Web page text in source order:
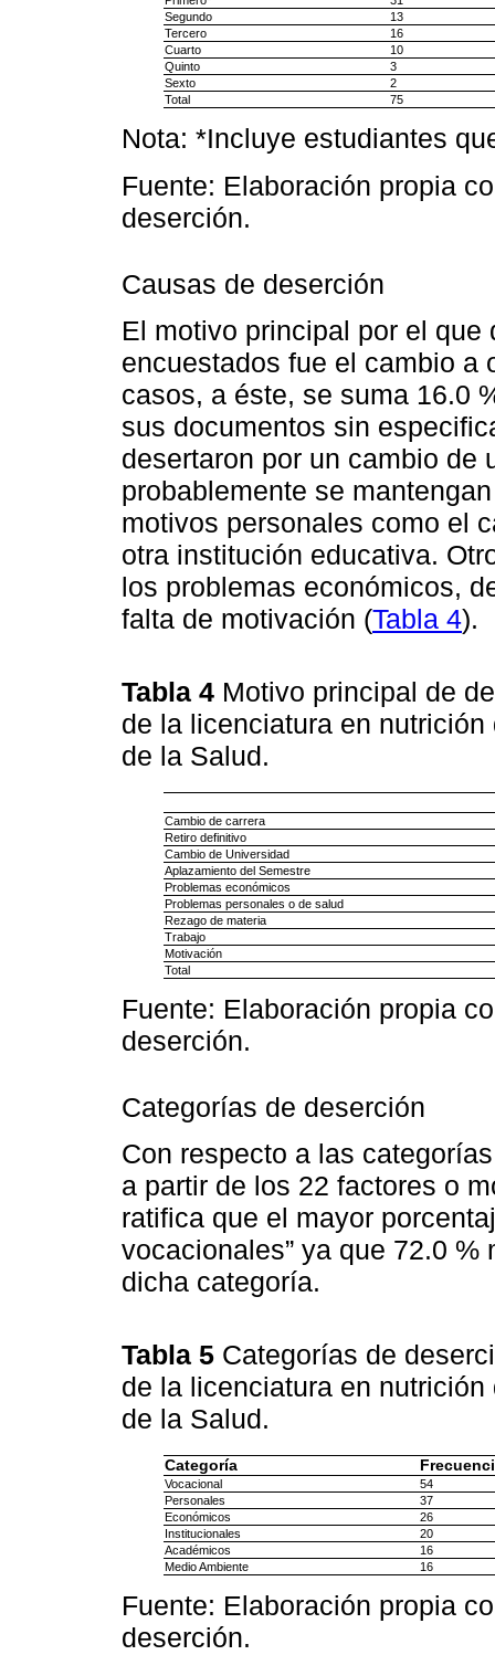
Segundo
13
Tercero
16
Cuarto
10
Quinto
3
Sexto
2
Total
75
Nota: *Incluye estudiantes
Fuente: Elaboración propia
deserción.
Causas de deserción
El motivo principal por el
encuestados fue el cambio a
casos, a éste, se suma 16.0
sus documentos sin
desertaron por un cambio de
probablemente se
motivos personales como el
otra institución educativa.
los problemas económicos,
falta de motivación (Tabla 4).
Tabla 4 Motivo principal de
de la licenciatura en
de la Salud.
Cambio de carrera
Retiro definitivo
Cambio de Universidad
Aplazamiento del Semestre
Problemas económicos
Problemas personales o de salud
Rezago de materia
Trabajo
Motivación
Total
Fuente: Elaboración propia
deserción.
Categorías de deserción
Con respecto a las
a partir de los 22 factores o
ratifica que el mayor
vocacionales” ya que 72.0
dicha categoría.
Tabla 5 Categorías de
de la licenciatura en
de la Salud.
Categoría
Vocacional
54
Personales
37
Económicos
26
Institucionales
20
Académicos
16
Medio Ambiente
16
Fuente: Elaboración propia
deserción.